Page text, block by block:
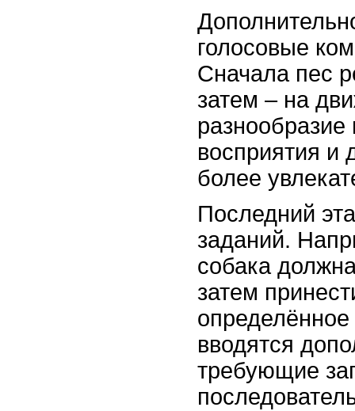
голосовые
Сначала пес
затем – на
восприятия и
более
Последний
заданий.
собака
затем
вводятся
требующие